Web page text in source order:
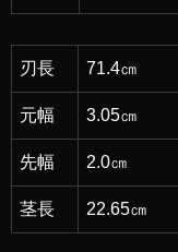
刃長 71.4㎝
元幅 3.05㎝
先幅 2.0㎝
茎長 22.65㎝